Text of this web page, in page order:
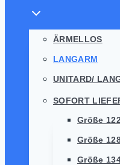
ÄRMELLOS
LANGARM
UNITARD/
SOFORT
Größe 122
Größe
Größe